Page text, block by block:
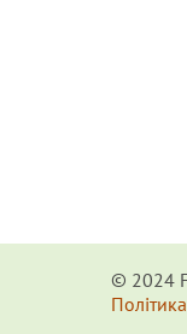
© 2024